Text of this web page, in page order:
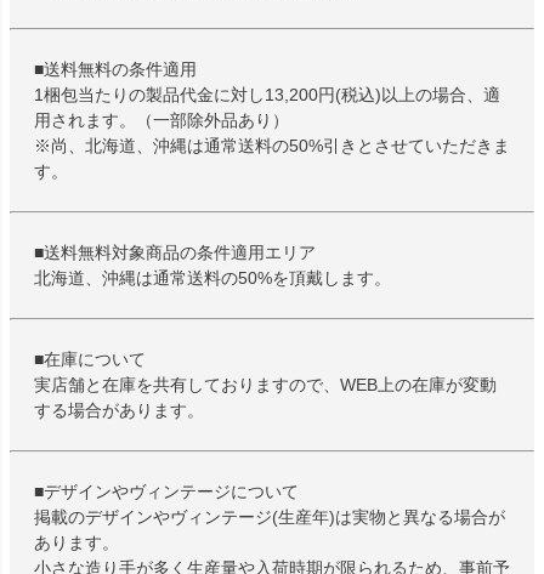
■送料無料の条件適用
1梱包当たりの製品代金に対し13,200円(税込)以上の場合、適
用されます。（一部除外品あり）
※尚、北海道、沖縄は通常送料の50%引きとさせていただきま
す。
■送料無料対象商品の条件適用エリア
北海道、沖縄は通常送料の50%を頂戴します。
■在庫について
実店舗と在庫を共有しておりますので、WEB上の在庫が変動
する場合があります。
■デザインやヴィンテージについて
掲載のデザインやヴィンテージ(生産年)は実物と異なる場合が
あります。
小さな造り手が多く生産量や入荷時期が限られるため、事前予